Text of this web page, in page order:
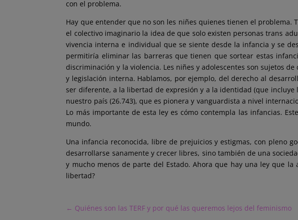
con el problema.
Hay que entender que no son les niñes quienes tienen el problema.
el colectivo imaginario la idea de que solo existen personas trans
vivencia interna e individual que se siente desde la infancia y se
permitiría eliminar las barreras que tienen que sortear estas
discriminación y la violencia. Les niñes y adolescentes son sujetos
y legislación interna. Hablamos, por ejemplo, del derecho al
ser diferente, a la libertad de expresión y a la identidad (que
nuestro país (26.743), que es pionera y vanguardista a nivel
Lo más importante de esta ley es cómo contempla las infancias.
mundo.
Una infancia reconocida, libre de prejuicios y estigmas, con pleno
desarrollarse sanamente y crecer libres, sino también de una
y mucho menos de parte del Estado. Ahora que hay una ley que
libertad?
← Quiénes son las TERF y por qué las queremos lejos del feminismo